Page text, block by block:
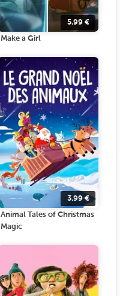
5.99 €
Make a Girl
3.99€
Animal Tales of Christmas
Magic